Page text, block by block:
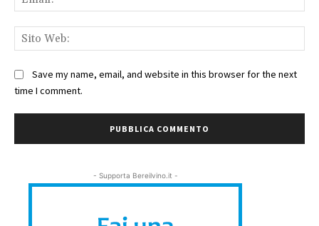
Save my name, email, and website in this browser for the next
time I comment.
- Supporta Bereilvino.it -